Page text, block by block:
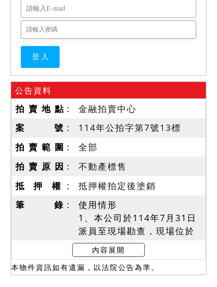
公告資料
拍 賣 地 點
金融拍賣中心
案 號
114年公拍字第7號13標
拍 賣 範 圍
全部
拍 賣 原 因
不動產標售
抵 押 權
抵押權拍定後塗銷
筆 錄
使用情形
1、本公司於114年7月31日
派員至現場勘查，現場位於
新北市新莊區新泰路100號
至善元社區，已有民眾入住
該社區拍賣標的以外之房
內容展開
本物件資訊如有遺漏，以法院公告為準。